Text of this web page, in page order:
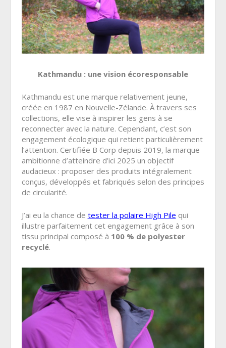
Kathmandu : une vision écoresponsable
Kathmandu est une marque relativement jeune,
créée en 1987 en Nouvelle-Zélande. À travers ses
collections, elle vise à inspirer les gens à se
reconnecter avec la nature. Cependant, c’est son
engagement écologique qui retient particulièrement
l’attention. Certifiée B Corp depuis 2019, la marque
ambitionne d’atteindre d’ici 2025 un objectif
audacieux : proposer des produits intégralement
conçus, développés et fabriqués selon des principes
de circularité.
J’ai eu la chance de tester la polaire High Pile qui
illustre parfaitement cet engagement grâce à son
tissu principal composé à 100 % de polyester
recyclé.